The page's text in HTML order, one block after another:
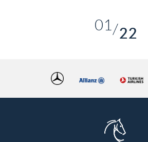
01
05
06
07
08
22